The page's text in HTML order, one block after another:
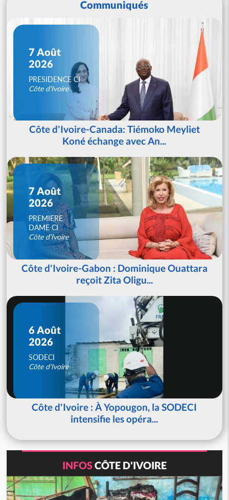
Communiqués
7 Août
2026
PRESIDENCE CI
Côte d'Ivoire
Côte d'Ivoire-Canada: Tiémoko Meyliet
Koné échange avec An...
7 Août
2026
PREMIERE
DAME CI
Côte d'Ivoire
Côte d'Ivoire-Gabon : Dominique Ouattara
reçoit Zita Oligu...
6 Août
2026
SODECI
Côte d'Ivoire
Côte d'Ivoire : À Yopougon, la SODECI
intensifie les opéra...
INFOSCÔTE D'IVOIRE